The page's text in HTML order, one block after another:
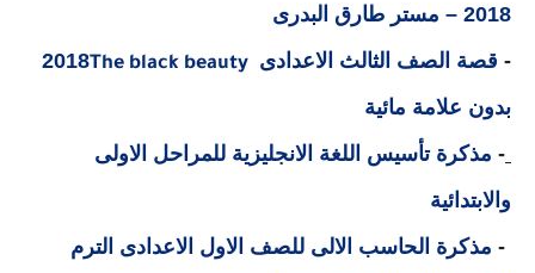
2018 – مستر طارق البدرى
- قصة الصف الثالث الاعدادى The black beauty
2018
بدون علامة مائية
- مذكرة تأسيس اللغة الانجليزية للمراحل الاولى
والابتدائية
- مذكرة الحاسب الالى للصف الاول الاعدادى الترم